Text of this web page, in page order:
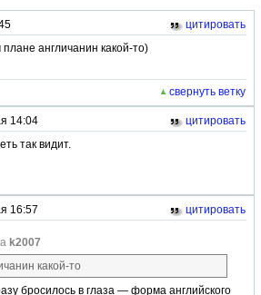
цитировать
англичанин какой-то)
свернуть ветку
14:04
цитировать
так видит.
16:57 цитировать
k2007
какой-то
бросилось в глаза — форма английского